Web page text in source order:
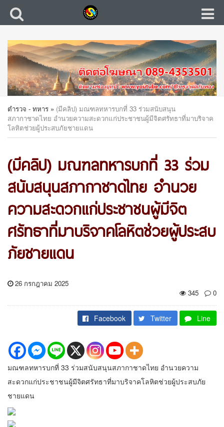
ตำรวจ - ทหาร » (มีคลิป) มณฑลทหารบกที่ 33 ร่วมสนับสนุน
สภากาชาดไทย อำนวยความสะดวกแก่ประชาชนผู้มีจิตศรัทธาที่มาบริจาค
โลหิตช่วยผู้ประสบภัยชายแดน
(มีคลิป) มณฑลทหารบกที่ 33 ร่วม
สนับสนุนสภากาชาดไทย อำนวย
ความสะดวกแก่ประชาชนผู้มีจิต
ศรัทธาที่มาบริจาคโลหิตช่วยผู้ประสบ
ภัยชายแดน
26 กรกฎาคม 2025
345
0
Facebook Twitter Line
มณฑลทหารบกที่ 33 ร่วมสนับสนุนสภากาชาดไทย อำนวยความ
สะดวกแก่ประชาชนผู้มีจิตศรัทธาที่มาบริจาคโลหิตช่วยผู้ประสบภัย
ชายแดน